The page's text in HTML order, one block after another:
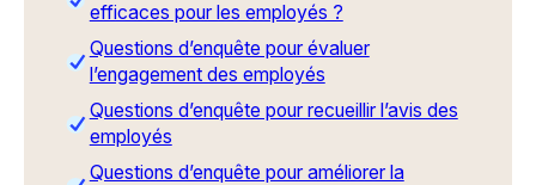
efficaces pour les employés ?
Questions d’enquête pour évaluer
l’engagement des employés
Questions d’enquête pour recueillir l’avis des
employés
Questions d’enquête pour améliorer la